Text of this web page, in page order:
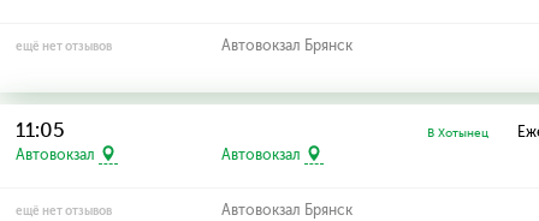
ещё нет отзывов Автовокзал Брянск
11:05
Автовокзал Автовокзал
В Хотынец
ещё нет отзывов Автовокзал Брянск